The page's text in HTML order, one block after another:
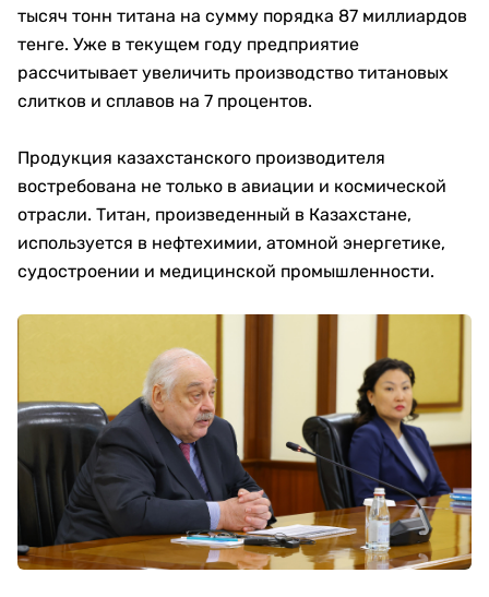
тысяч тонн титана на сумму порядка 87 миллиардов
тенге. Уже в текущем году предприятие
рассчитывает увеличить производство титановых
слитков и сплавов на 7 процентов.
Продукция казахстанского производителя
востребована не только в авиации и космической
отрасли. Титан, произведенный в Казахстане,
используется в нефтехимии, атомной энергетике,
судостроении и медицинской промышленности.